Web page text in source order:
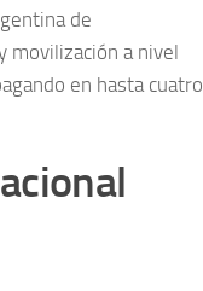
de
movilización a nivel
en hasta cuatro